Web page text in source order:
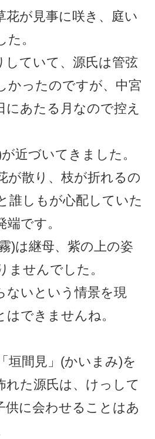
花が見事に咲き、庭い
。
していて、源氏は管弦
かったのですが、中宮
にあたる月なので控え
近づいてきました。
が散り、枝が折れるの
誰しもが心配していた
です。
)は継母、紫の上の姿
ませんでした。
ないという情景を現
できませんね。
垣間見」(かいまみ)を
れた源氏は、けっして
供に会わせることはあ